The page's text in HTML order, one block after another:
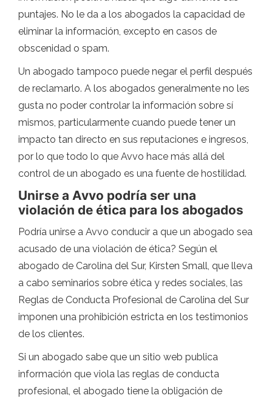
puntajes. No le da a los abogados la capacidad de
eliminar la información, excepto en casos de
obscenidad o spam.
Un abogado tampoco puede negar el perfil después
de reclamarlo. A los abogados generalmente no les
gusta no poder controlar la información sobre sí
mismos, particularmente cuando puede tener un
impacto tan directo en sus reputaciones e ingresos,
por lo que todo lo que Avvo hace más allá del
control de un abogado es una fuente de hostilidad.
Unirse a Avvo podría ser una
violación de ética para los abogados
Podría unirse a Avvo conducir a que un abogado sea
acusado de una violación de ética? Según el
abogado de Carolina del Sur, Kirsten Small, que lleva
a cabo seminarios sobre ética y redes sociales, las
Reglas de Conducta Profesional de Carolina del Sur
imponen una prohibición estricta en los testimonios
de los clientes.
Si un abogado sabe que un sitio web publica
información que viola las reglas de conducta
profesional, el abogado tiene la obligación de